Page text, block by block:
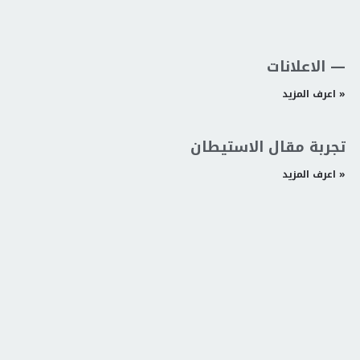
الاعلانات —
اعرف المزيد »
تجربة مقال الاستيطان
اعرف المزيد »